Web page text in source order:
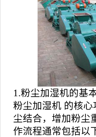
1.粉尘加湿机的基
粉尘加湿机 的核心
尘结合，增加粉尘
作流程通常包括以